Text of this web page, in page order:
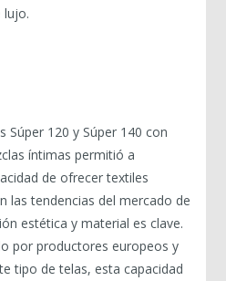
lujo.
Súper 120 y Súper 140 con
íntimas permitió a
de ofrecer textiles
las tendencias del mercado de
estética y material es clave.
por productores europeos y
tipo de telas, esta capacidad